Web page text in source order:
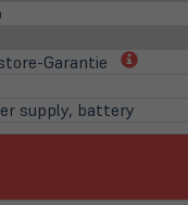
Garantie
(öffnet
supply, battery